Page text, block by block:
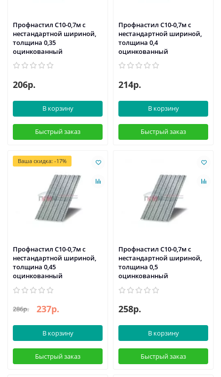
Профнастил С10-0,7м с
нестандартной шириной,
толщина 0,35
оцинкованный
206р.
В корзину
Быстрый заказ
Профнастил С10-0,7м с
нестандартной шириной,
толщина 0,4
оцинкованный
214р.
В корзину
Быстрый заказ
Ваша скидка: -17%
Профнастил С10-0,7м с
нестандартной шириной,
толщина 0,45
оцинкованный
286р. 237р.
В корзину
Быстрый заказ
Профнастил С10-0,7м с
нестандартной шириной,
толщина 0,5
оцинкованный
258р.
В корзину
Быстрый заказ